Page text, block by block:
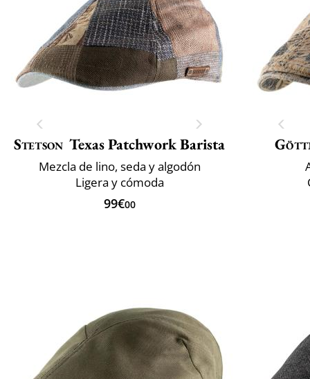
Stetson Texas Patchwork Barista
Mezcla de lino, seda y algodón
Ligera y cómoda
99€00